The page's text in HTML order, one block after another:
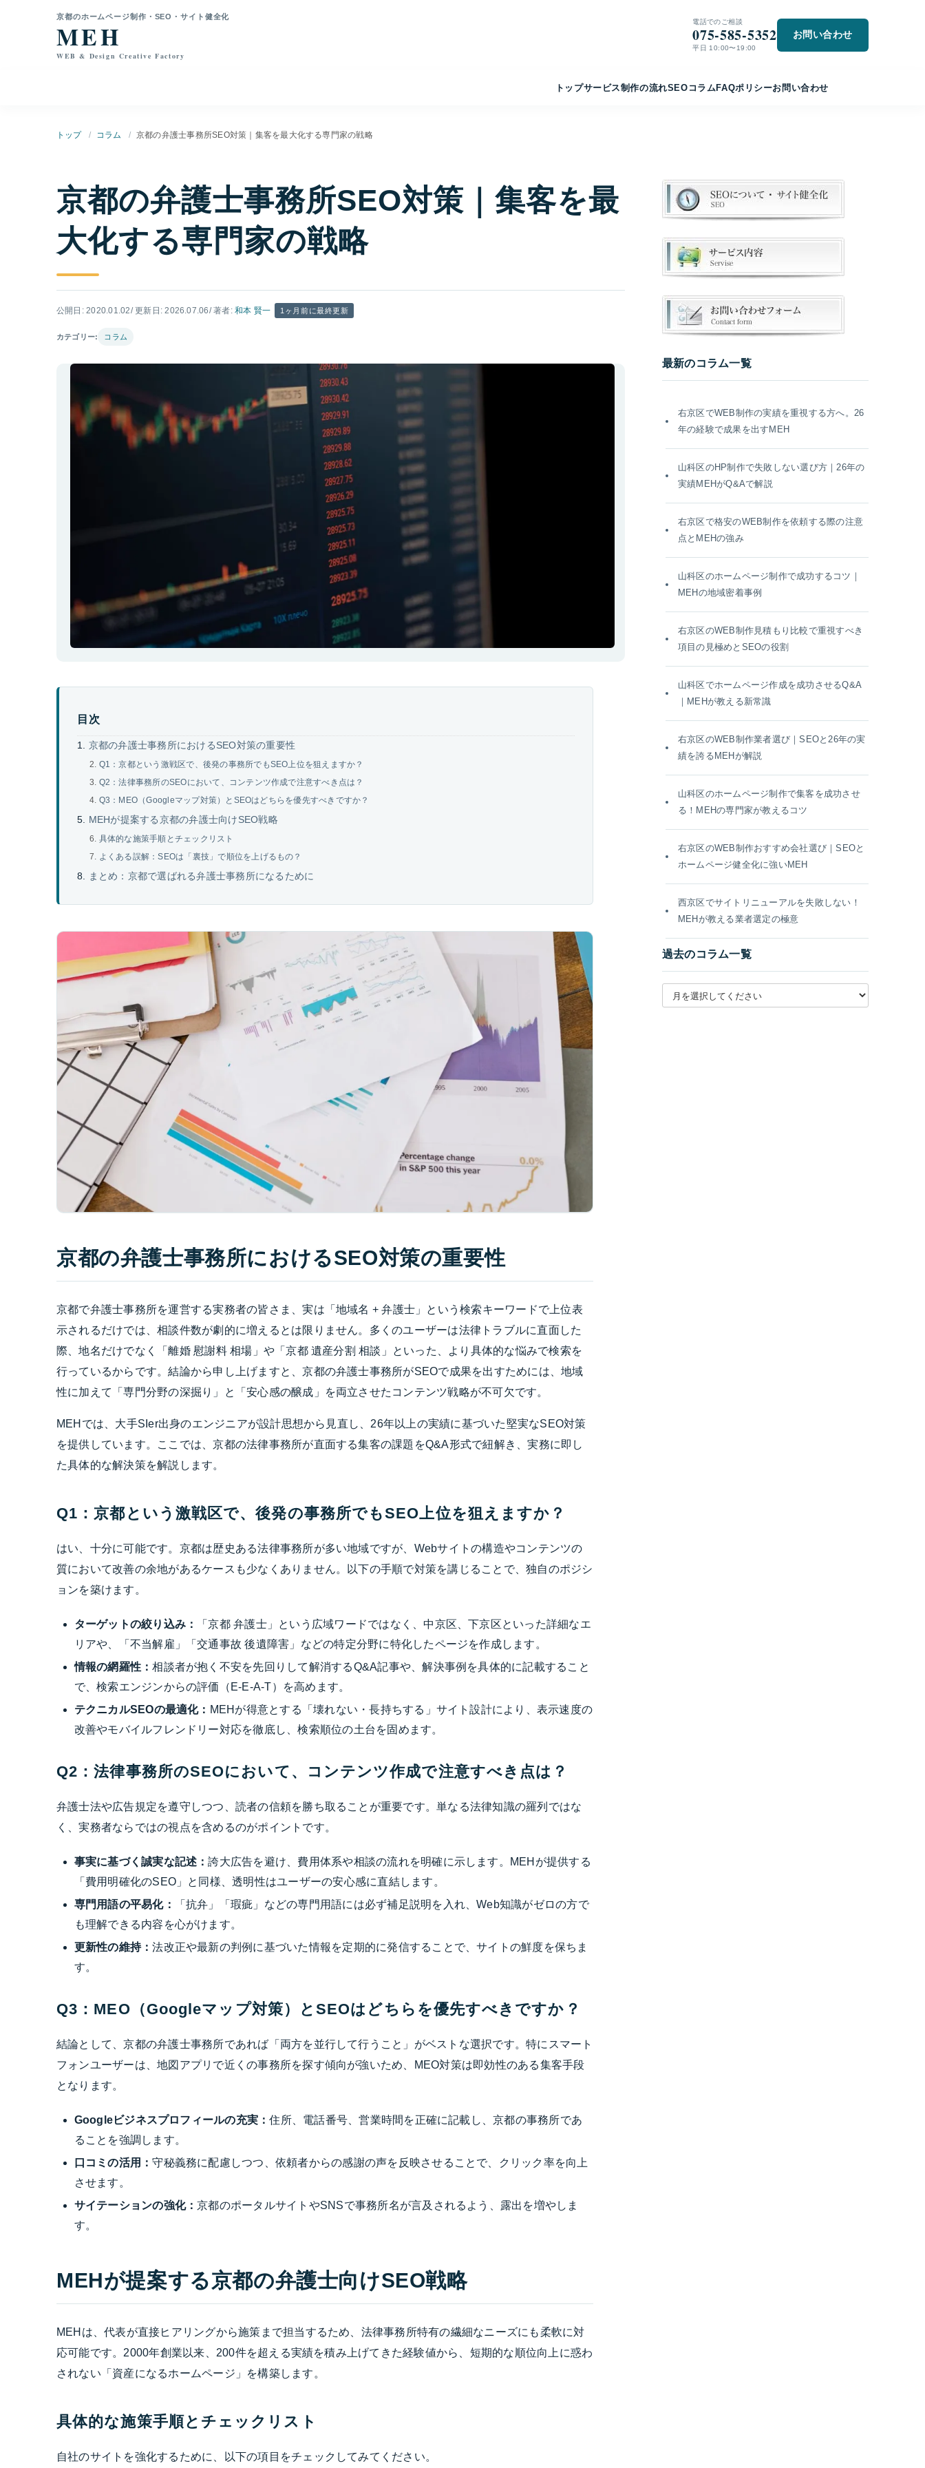
京都のホームページ制作・SEO・サイト健全化
MEH
WEB & Design Creative Factory
電話でのご相談
075-585-5352
平日 10:00〜19:00
お問い合わせ
トップサービス制作の流れSEO コラムFAQポリシーお問い合わせ
トップ コラム 京都の弁護士事務所SEO対策｜集客を最大化する専門家の戦略
京都の弁護士事務所SEO対策｜集客を最
大化する専門家の戦略
公開日: 2020.01.02/ 更新日: 2026.07.06/ 著者:和本 賢一 1ヶ月前に最終更新
カテゴリー: コラム
目次
京都の弁護士事務所におけるSEO対策の重要性
Q1：京都という激戦区で、後発の事務所でもSEO上位を狙えますか？
Q2：法律事務所のSEOにおいて、コンテンツ作成で注意すべき点は？
Q3：MEO（Googleマップ対策）とSEOはどちらを優先すべきですか？
MEHが提案する京都の弁護士向けSEO戦略
具体的な施策手順とチェックリスト
よくある誤解：SEOは「裏技」で順位を上げるもの？
まとめ：京都で選ばれる弁護士事務所になるために
京都の弁護士事務所におけるSEO対策の重要性
京都で弁護士事務所を運営する実務者の皆さま、実は「地域名 + 弁護士」という検索キーワードで上位表
示されるだけでは、相談件数が劇的に増えるとは限りません。多くのユーザーは法律トラブルに直面した
際、地名だけでなく「離婚 慰謝料 相場」や「京都 遺産分割 相談」といった、より具体的な悩みで検索を
行っているからです。結論から申し上げますと、京都の弁護士事務所がSEOで成果を出すためには、地域
性に加えて「専門分野の深掘り」と「安心感の醸成」を両立させたコンテンツ戦略が不可欠です。
MEHでは、大手SIer出身のエンジニアが設計思想から見直し、26年以上の実績に基づいた堅実なSEO対策
を提供しています。ここでは、京都の法律事務所が直面する集客の課題をQ&A形式で紐解き、実務に即し
た具体的な解決策を解説します。
Q1：京都という激戦区で、後発の事務所でもSEO上位を狙えますか？
はい、十分に可能です。京都は歴史ある法律事務所が多い地域ですが、Webサイトの構造やコンテンツの
質において改善の余地があるケースも少なくありません。以下の手順で対策を講じることで、独自のポジシ
ョンを築けます。
ターゲットの絞り込み：
「京都 弁護士」という広域ワードではなく、中京区、下京区といった詳細なエ
リアや、「不当解雇」「交通事故 後遺障害」などの特定分野に特化したページを作成します。
情報の網羅性：相談者が抱く不安を先回りして解消するQ&A記事や、解決事例を具体的に記載すること
で、検索エンジンからの評価（E-E-A-T）を高めます。
テクニカルSEOの最適化： MEHが得意とする「壊れない・長持ちする」サイト設計により、表示速度の
改善やモバイルフレンドリー対応を徹底し、検索順位の土台を固めます。
Q2：法律事務所のSEOにおいて、コンテンツ作成で注意すべき点は？
弁護士法や広告規定を遵守しつつ、読者の信頼を勝ち取ることが重要です。単なる法律知識の羅列ではな
く、実務者ならではの視点を含めるのがポイントです。
事実に基づく誠実な記述：誇大広告を避け、費用体系や相談の流れを明確に示します。MEHが提供する
「費用明確化のSEO」と同様、透明性はユーザーの安心感に直結します。
専門用語の平易化：
「抗弁」「瑕疵」などの専門用語には必ず補足説明を入れ、Web知識がゼロの方で
も理解できる内容を心がけます。
更新性の維持：法改正や最新の判例に基づいた情報を定期的に発信することで、サイトの鮮度を保ちま
す。
Q3：MEO（Googleマップ対策）とSEOはどちらを優先すべきですか？
結論として、京都の弁護士事務所であれば「両方を並行して行うこと」がベストな選択です。特にスマート
フォンユーザーは、地図アプリで近くの事務所を探す傾向が強いため、MEO対策は即効性のある集客手段
となります。
Googleビジネスプロフィールの充実：住所、電話番号、営業時間を正確に記載し、京都の事務所であ
ることを強調します。
口コミの活用：守秘義務に配慮しつつ、依頼者からの感謝の声を反映させることで、クリック率を向上
させます。
サイテーションの強化：京都のポータルサイトやSNSで事務所名が言及されるよう、露出を増やしま
す。
MEHが提案する京都の弁護士向けSEO戦略
MEHは、代表が直接ヒアリングから施策まで担当するため、法律事務所特有の繊細なニーズにも柔軟に対
応可能です。2000年創業以来、200件を超える実績を積み上げてきた経験値から、短期的な順位向上に惑わ
されない「資産になるホームページ」を構築します。
具体的な施策手順とチェックリスト
自社のサイトを強化するために、以下の項目をチェックしてみてください。
最新のコラム一覧
右京区でWEB制作の実績を重視する方へ。26
年の経験で成果を出すMEH
山科区のHP制作で失敗しない選び方｜26年の
実績MEHがQ&Aで解説
右京区で格安のWEB制作を依頼する際の注意
点とMEHの強み
山科区のホームページ制作で成功するコツ｜
MEHの地域密着事例
右京区のWEB制作見積もり比較で重視すべき
項目の見極めとSEOの役割
山科区でホームページ作成を成功させるQ&A
｜MEHが教える新常識
右京区のWEB制作業者選び｜SEOと26年の実
績を誇るMEHが解説
山科区のホームページ制作で集客を成功させ
る！MEHの専門家が教えるコツ
右京区のWEB制作おすすめ会社選び｜SEOと
ホームページ健全化に強いMEH
西京区でサイトリニューアルを失敗しない！
MEHが教える業者選定の極意
過去のコラム一覧
月別アーカイブを選択